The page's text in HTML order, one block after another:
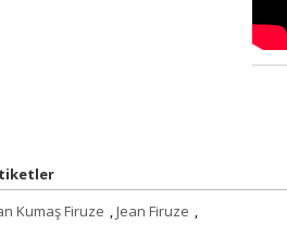
Kumaş Firuze ,Jean Firuze ,